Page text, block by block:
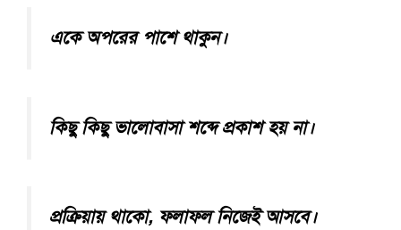
একে অপরের পাশে থাকুন।
কিছু কিছু ভালোবাসা শব্দে প্রকাশ হয় না।
প্রক্রিয়ায় থাকো, ফলাফল নিজেই আসবে।